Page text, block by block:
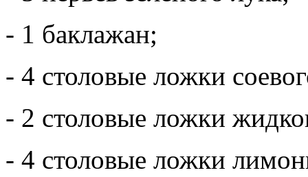
- 1 баклажан;
- 4 столовые ложки
- 2 столовые ложки
- 4 столовые ложки